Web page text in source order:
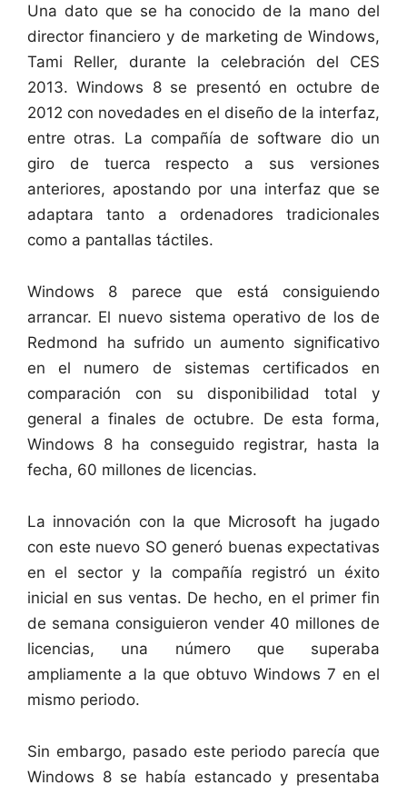
Una dato que se ha conocido de la mano del
director financiero y de marketing de Windows,
Tami Reller, durante la celebración del CES
2013. Windows 8 se presentó en octubre de
2012 con novedades en el diseño de la interfaz,
entre otras. La compañía de software dio un
giro de tuerca respecto a sus versiones
anteriores, apostando por una interfaz que se
adaptara tanto a ordenadores tradicionales
como a pantallas táctiles.
Windows 8 parece que está consiguiendo
arrancar. El nuevo sistema operativo de los de
Redmond ha sufrido un aumento significativo
en el numero de sistemas certificados en
comparación con su disponibilidad total y
general a finales de octubre. De esta forma,
Windows 8 ha conseguido registrar, hasta la
fecha, 60 millones de licencias.
La innovación con la que Microsoft ha jugado
con este nuevo SO generó buenas expectativas
en el sector y la compañía registró un éxito
inicial en sus ventas. De hecho, en el primer fin
de semana consiguieron vender 40 millones de
licencias, una número que superaba
ampliamente a la que obtuvo Windows 7 en el
mismo periodo.
Sin embargo, pasado este periodo parecía que
Windows 8 se había estancado y presentaba